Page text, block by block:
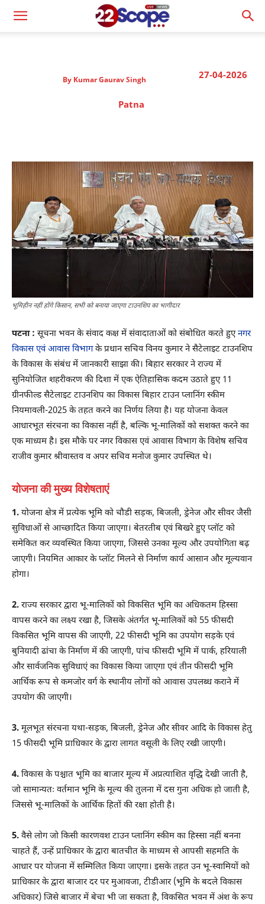
27-04-2026
By Kumar Gaurav Singh
Patna
भूमिहीन नहीं होंगे किसान, सभी को बनाया जाएगा टाउनशिप का भागीदार
पटना : सूचना भवन के संवाद कक्ष में संवादाताओं को संबोधित करते हुएनगर
विकास एवं आवास विभागके प्रधान सचिव विनय कुमार ने सैटेलाइट टाउनशिप
के विकास के संबंध में जानकारी साझा की। बिहार सरकार ने राज्य में
सुनियोजित शहरीकरण की दिशा में एक ऐतिहासिक कदम उठाते हुए 11
ग्रीनफील्ड सैटेलाइट टाउनशिप का विकास बिहार टाउन प्लानिंग स्कीम
नियमावली-2025 के तहत करने का निर्णय लिया है। यह योजना केवल
आधारभूत संरचना का विकास नहीं है, बल्कि भू-मालिकों को सशक्त करने का
एक माध्यम है। इस मौके पर नगर विकास एवं आवास विभाग के विशेष सचिव
राजीव कुमार श्रीवास्तव व अपर सचिव मनोज कुमार उपस्थित थे।
योजना की मुख्य विशेषताएं
1. योजना क्षेत्र में प्रत्येक भूमि को चौडी सड़क, बिजली, ड्रेनेज और सीवर जैसी
सुविधाओं से आच्छादित किया जाएगा। बेतरतीब एवं बिखरे हुए प्लॉट को
समेकित कर व्यवस्थित किया जाएगा, जिससे उनका मूल्य और उपयोगिता बढ़
जाएगी। नियमित आकार के प्लॉट मिलने से निर्माण कार्य आसान और मूल्यवान
होगा।
2. राज्य सरकार द्वारा भू-मालिकों को विकसित भूमि का अधिकतम हिस्सा
वापस करने का लक्ष्य रखा है, जिसके अंतर्गत भू-मालिकों को 55 फीसदी
विकसित भूमि वापस की जाएगी, 22 फीसदी भूमि का उपयोग सड़के एवं
बुनियादी ढांचा के निर्माण में की जाएगी, पांच फीसदी भूमि में पार्क, हरियाली
और सार्वजनिक सुविधाएं का विकास किया जाएगा एवं तीन फीसदी भूमि
आर्थिक रूप से कमजोर वर्ग के स्थानीय लोगों को आवास उपलब्ध कराने में
उपयोग की जाएगी।
3. मूलभूत संरचना यथा-सड़क, बिजली, ड्रेनेज और सीवर आदि के विकास हेतु
15 फीसदी भूमि प्राधिकार के द्वारा लागत वसूली के लिए रखी जाएगी।
4. विकास के पश्चात भूमि का बाजार मूल्य में अप्रत्याशित वृद्धि देखी जाती है,
जो सामान्यतः वर्तमान भूमि के मूल्य की तुलना में दस गुना अधिक हो जाती है,
जिससे भू-मालिकों के आर्थिक हितों की रक्षा होती है।
5. वैसे लोग जो किसी कारणवश टाउन प्लानिंग स्कीम का हिस्सा नहीं बनना
चाहते हैं, उन्हें प्राधिकार के द्वारा बातचीत के माध्यम से आपसी सहमति के
आधार पर योजना में सम्मिलित किया जाएगा। इसके तहत उन भू-स्वामियों को
प्राधिकार के द्वारा बाजार दर पर मुआवजा, टीडीआर (भूमि के बदले विकास
अधिकार) जिसे बाजार में बेचा भी जा सकता है, विकसित भवन में अंश के रूप